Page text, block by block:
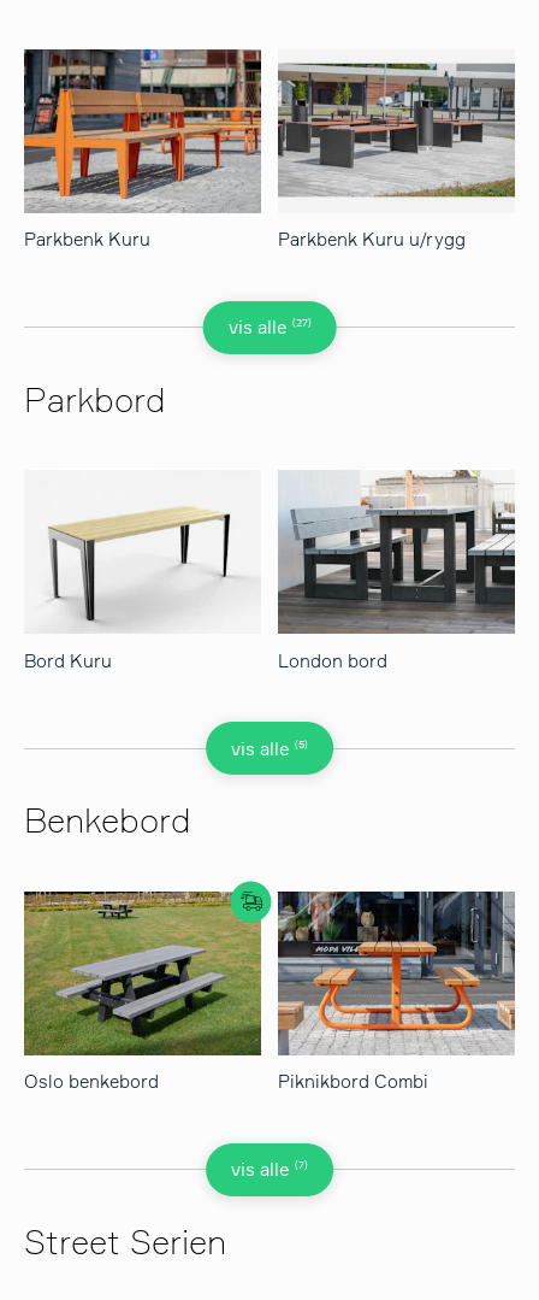
vis alle (27)
Parkbenk Kuru Parkbenk Kuru u/rygg
Parkbord
vis alle (5)
Bord Kuru London bord
Benkebord
vis alle (7)
Oslo benkebord Piknikbord Combi
Street Serien